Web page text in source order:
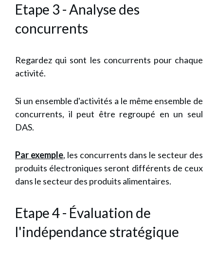
Etape 3 - Analyse des
concurrents
Regardez qui sont les concurrents pour chaque
activité.
Si un ensemble d'activités a le même ensemble de
concurrents, il peut être regroupé en un seul
DAS.
Par exemple, les concurrents dans le secteur des
produits électroniques seront différents de ceux
dans le secteur des produits alimentaires.
Etape 4 - Évaluation de
l'indépendance stratégique